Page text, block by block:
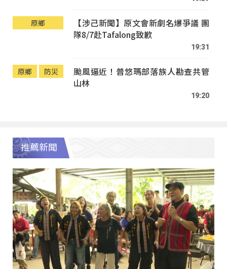
原鄉
【涉己新聞】原文會新劇名爆爭議 團
隊8/7赴Tafalong致歉
19:31
原鄉 防災
颱風逼近！普悠瑪部落族人勘查共管
山林
19:20
推薦新聞